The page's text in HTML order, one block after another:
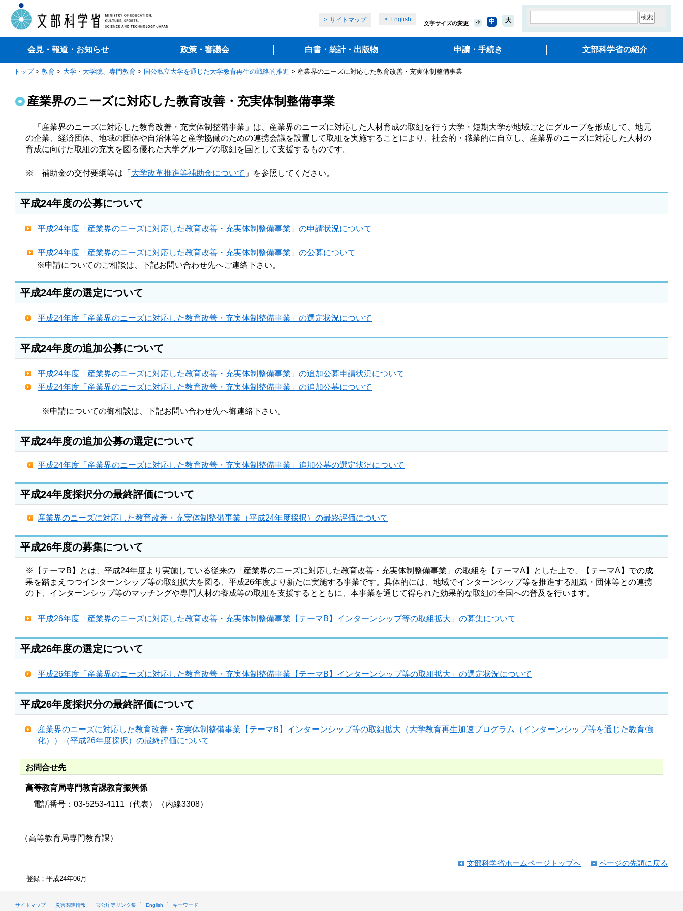
サイトマップ English
文字サイズの変更 小 中 大
会見・報道・お知らせ 政策・審議会 白書・統計・出版物 申請・手続き 文部科学省の紹介
トップ> 教育 > 大学・大学院、専門教育 > 国公私立大学を通じた大学教育再生の戦略的推進 > 産業界のニーズに対応した教育改善・充実体制整備事業
産業界のニーズに対応した教育改善・充実体制整備事業
「産業界のニーズに対応した教育改善・充実体制整備事業」は、産業界のニーズに対応した人材育成の取組を行う大学・短期大学が地域ごとにグループを形成して、地元
の企業、経済団体、地域の団体や自治体等と産学協働のための連携会議を設置して取組を実施することにより、社会的・職業的に自立し、産業界のニーズに対応した人材の
育成に向けた取組の充実を図る優れた大学グループの取組を国として支援するものです。
※ 補助金の交付要綱等は「 大学改革推進等補助金について 」を参照してください。
平成24年度の公募について
平成24年度「産業界のニーズに対応した教育改善・充実体制整備事業」の申請状況について
平成24年度「産業界のニーズに対応した教育改善・充実体制整備事業」の公募について
※申請についてのご相談は、下記お問い合わせ先へご連絡下さい。
平成24年度の選定について
平成24年度「産業界のニーズに対応した教育改善・充実体制整備事業」の選定状況について
平成24年度の追加公募について
平成24年度「産業界のニーズに対応した教育改善・充実体制整備事業」の追加公募申請状況について
平成24年度「産業界のニーズに対応した教育改善・充実体制整備事業」の追加公募について
※申請についての御相談は、下記お問い合わせ先へ御連絡下さい。
平成24年度の追加公募の選定について
平成24年度「産業界のニーズに対応した教育改善・充実体制整備事業」追加公募の選定状況について
平成24年度採択分の最終評価について
産業界のニーズに対応した教育改善・充実体制整備事業（平成24年度採択）の最終評価について
平成26年度の募集について
※【テーマB】とは、平成24年度より実施している従来の「産業界のニーズに対応した教育改善・充実体制整備事業」の取組を【テーマA】とした上で、【テーマA】での成
果を踏まえつつインターンシップ等の取組拡大を図る、平成26年度より新たに実施する事業です。具体的には、地域でインターンシップ等を推進する組織・団体等との連携
の下、インターンシップ等のマッチングや専門人材の養成等の取組を支援するとともに、本事業を通じて得られた効果的な取組の全国への普及を行います。
平成26年度「産業界のニーズに対応した教育改善・充実体制整備事業【テーマB】インターンシップ等の取組拡大」の募集について
平成26年度の選定について
平成26年度「産業界のニーズに対応した教育改善・充実体制整備事業【テーマB】インターンシップ等の取組拡大」の選定状況について
平成26年度採択分の最終評価について
産業界のニーズに対応した教育改善・充実体制整備事業【テーマB】インターンシップ等の取組拡大（大学教育再生加速プログラム（インターンシップ等を通じた教育強
化））（平成26年度採択）の最終評価について
お問合せ先
高等教育局専門教育課教育振興係
電話番号：03-5253-4111（代表）（内線3308）
（高等教育局専門教育課）
ページの先頭に戻る
文部科学省ホームページトップへ
-- 登録：平成24年06月 --
サイトマップ 災害関連情報 官公庁等リンク集 English キーワード